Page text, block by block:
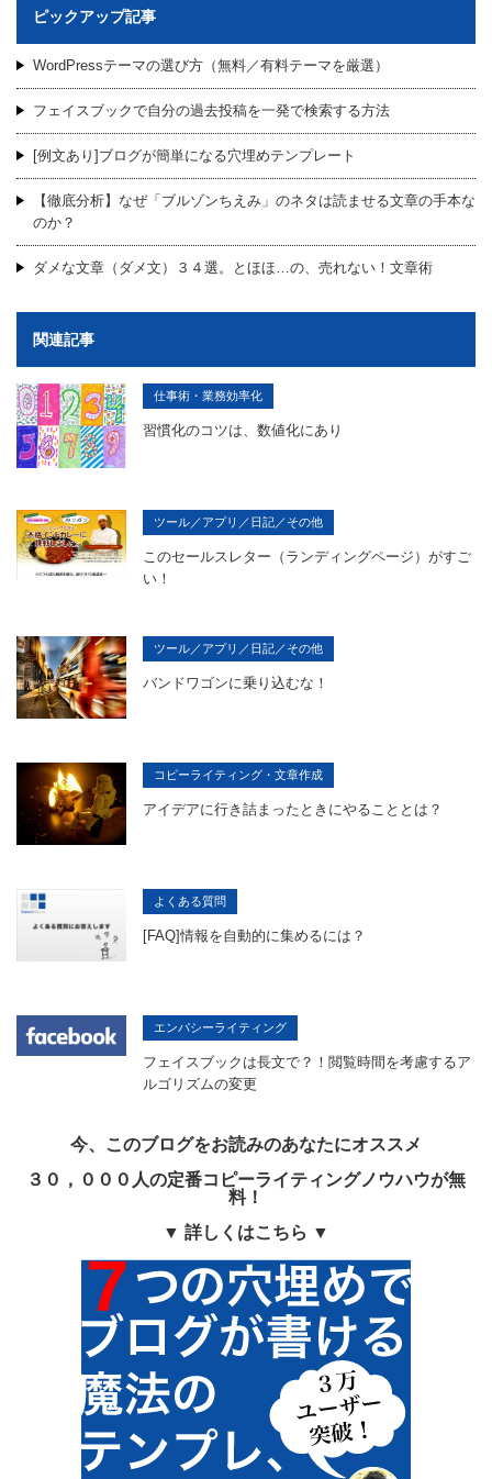
ピックアップ記事
WordPressテーマの選び方（無料／有料テーマを厳選）
フェイスブックで自分の過去投稿を一発で検索する方法
[例文あり]ブログが簡単になる穴埋めテンプレート
【徹底分析】なぜ「ブルゾンちえみ」のネタは読ませる文章の手本な
のか？
ダメな文章（ダメ文）３４選。とほほ…の、売れない！文章術
関連記事
仕事術・業務効率化
習慣化のコツは、数値化にあり
ツール／アプリ／日記／その他
このセールスレター（ランディングページ）がすご
い！
ツール／アプリ／日記／その他
バンドワゴンに乗り込むな！
コピーライティング・文章作成
アイデアに行き詰まったときにやることとは？
よくある質問
[FAQ]情報を自動的に集めるには？
エンパシーライティング
フェイスブックは長文で？！閲覧時間を考慮するア
ルゴリズムの変更
今、このブログをお読みのあなたにオススメ
３０，０００人の定番コピーライティングノウハウが無
料！
▼ 詳しくはこちら ▼